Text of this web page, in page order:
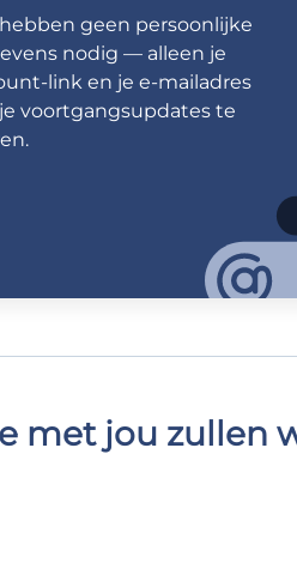
geen persoonlijke
nodig — alleen je
link en je e-mailadres
voortgangsupdates te
met jou zullen